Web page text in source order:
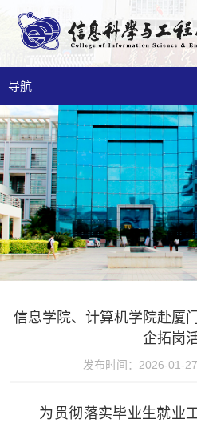
导航
信息学院、计算机学院赴厦
企拓岗
发布时间：2026-01-
为贯彻落实毕业生就业